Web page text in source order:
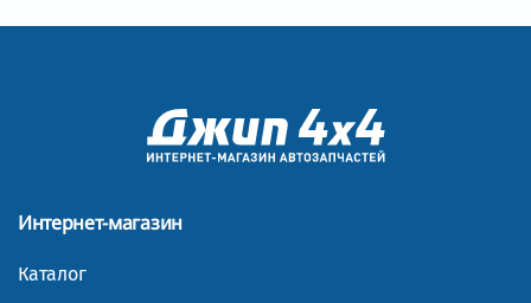
Интернет-магазин
Каталог